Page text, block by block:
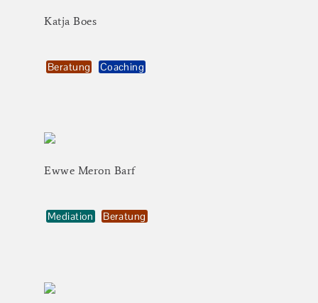
Katja Boes
Beratung Coaching
Ewwe Meron Barf
Mediation Beratung